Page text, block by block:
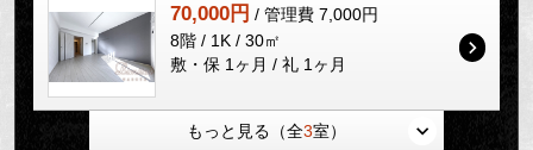
70,000円 / 管理費 7,000円
8階 / 1K / 30㎡
敷・保 1ヶ月 / 礼 1ヶ月
もっと見る（全3室）